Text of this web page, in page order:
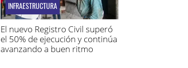
INFRAESTRUCTURA
El nuevo Registro Civil superó
el 50% de ejecución y continúa
avanzando a buen ritmo